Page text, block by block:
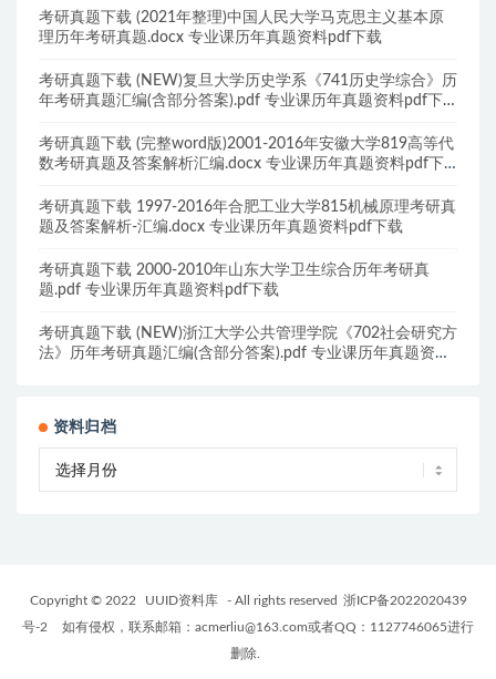
考研真题下载 (2021年整理)中国人民大学马克思主义基本原
理历年考研真题.docx 专业课历年真题资料pdf下载
考研真题下载 (NEW)复旦大学历史学系《741历史学综合》历
年考研真题汇编(含部分答案).pdf 专业课历年真题资料pdf下
考研真题下载 (完整word版)2001-2016年安徽大学819高等代
数考研真题及答案解析汇编.docx 专业课历年真题资料pdf下
考研真题下载 1997-2016年合肥工业大学815机械原理考研真
题及答案解析-汇编.docx 专业课历年真题资料pdf下载
考研真题下载 2000-2010年山东大学卫生综合历年考研真
题.pdf 专业课历年真题资料pdf下载
考研真题下载 (NEW)浙江大学公共管理学院《702社会研究方
法》历年考研真题汇编(含部分答案).pdf 专业课历年真题资料
资料归档
Copyright © 2022 UUID资料库 - All rights reserved 浙ICP备2022020439
号-2
如有侵权，联系邮箱：acmerliu@163.com或者QQ：1127746065进行
删除.